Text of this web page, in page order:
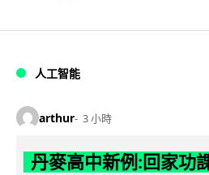
人工智能
arthur 3 小時
丹麥高中新例:回家功